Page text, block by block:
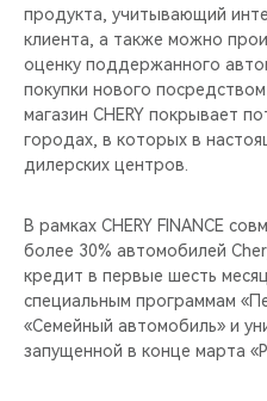
продукта, учитывающий
клиента, а также можно
оценку поддержанного
покупки нового
магазин CHERY покрывает
городах, в которых в
дилерских центров.
В рамках CHERY FINANCE
более 30% автомобилей
кредит в первые шесть
специальным программам
«Семейный автомобиль» и
запущенной в конце марта